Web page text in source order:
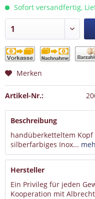
Sofort versandfertig,
Merken
Artikel-Nr.:
Beschreibung
handüberketteltem
silberfarbiges Inox...
Hersteller
Ein Privileg für jeden
Kooperation mit